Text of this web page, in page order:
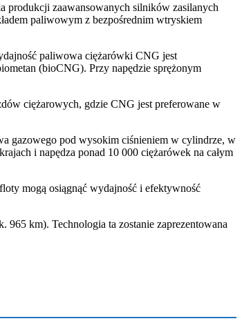
produkcji zaawansowanych silników zasilanych
paliwowym z bezpośrednim wtryskiem
paliwowa ciężarówki CNG jest
(bioCNG). Przy napędzie sprężonym
ciężarowych, gdzie CNG jest preferowane w
gazowego pod wysokim ciśnieniem w cylindrze, w
i napędza ponad 10 000 ciężarówek na całym
mogą osiągnąć wydajność i efektywność
km). Technologia ta zostanie zaprezentowana